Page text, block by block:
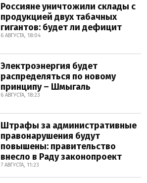
Россияне уничтожили склады с
продукцией двух табачных
гигантов: будет ли дефицит
6 АВГУСТА, 18:04
Электроэнергия будет
распределяться по новому
принципу – Шмыгаль
6 АВГУСТА, 18:23
Штрафы за административные
правонарушения будут
повышены: правительство
внесло в Раду законопроект
7 АВГУСТА, 11:23